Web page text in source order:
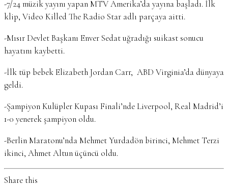
-7/24 müzik yayını yapan MTV Amerika’da yayına başladı. İlk
klip, Video Killed The Radio Star adlı parçaya aitti.
-Mısır Devlet Başkanı Enver Sedat uğradığı suikast sonucu
hayatını kaybetti.
-İlk tüp bebek Elizabeth Jordan Carr, ABD Virginia’da dünyaya
geldi.
-Şampiyon Kulüpler Kupası Finali’nde Liverpool, Real Madrid’i
1-0 yenerek şampiyon oldu.
-Berlin Maratonu’nda Mehmet Yurdadön birinci, Mehmet Terzi
ikinci, Ahmet Altun üçüncü oldu.
Share this